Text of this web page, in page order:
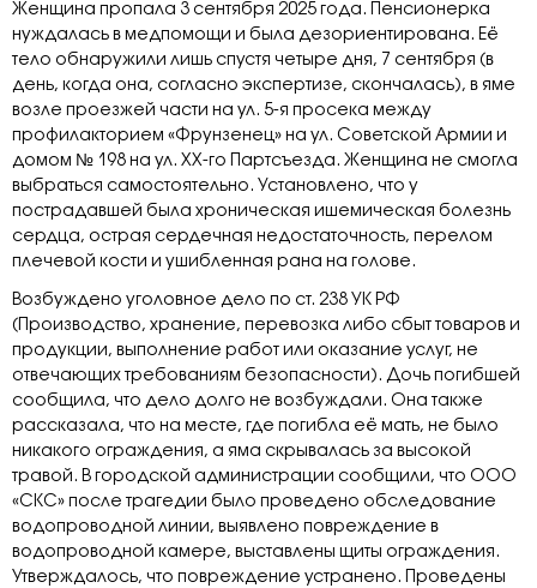
Женщина пропала 3 сентября 2025 года. Пенсионерка
нуждалась в медпомощи и была дезориентирована. Её
тело обнаружили лишь спустя четыре дня, 7 сентября (в
день, когда она, согласно экспертизе, скончалась), в яме
возле проезжей части на ул. 5-я просека между
профилакторием «Фрунзенец» на ул. Советской Армии и
домом № 198 на ул. XX-го Партсъезда. Женщина не смогла
выбраться самостоятельно. Установлено, что у
пострадавшей была хроническая ишемическая болезнь
сердца, острая сердечная недостаточность, перелом
плечевой кости и ушибленная рана на голове.
Возбуждено уголовное дело по ст. 238 УК РФ
(Производство, хранение, перевозка либо сбыт товаров и
продукции, выполнение работ или оказание услуг, не
отвечающих требованиям безопасности). Дочь погибшей
сообщила, что дело долго не возбуждали. Она также
рассказала, что на месте, где погибла её мать, не было
никакого ограждения, а яма скрывалась за высокой
травой. В городской администрации сообщили, что ООО
«СКС» после трагедии было проведено обследование
водопроводной линии, выявлено повреждение в
водопроводной камере, выставлены щиты ограждения.
Утверждалось, что повреждение устранено. Проведены